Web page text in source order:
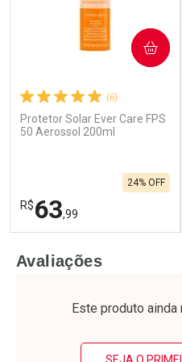
(6)
Protetor Solar Ever Care FPS
50 Aerossol 200ml
R$63,99
24% OFF
COMPRAR
Laboratório
Por Menos
Avaliações
Este produto